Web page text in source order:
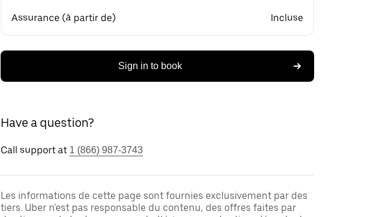
Assurance (à partir de) Incluse
Sign in to book
Have a question?
Call support at 1 (866) 987-3743
Les informations de cette page sont fournies exclusivement par des
tiers. Uber n'est pas responsable du contenu, des offres faites par